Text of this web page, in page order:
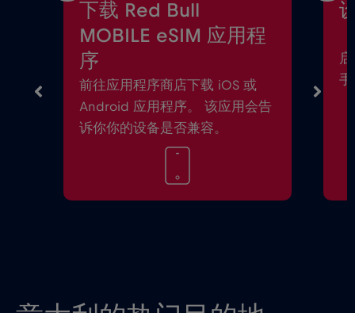
下载 Red Bull
MOBILE eSIM 应用程
序
前往应用程序商店下载 iOS 或
Android 应用程序。 该应用会告
诉你你的设备是否兼容。
手